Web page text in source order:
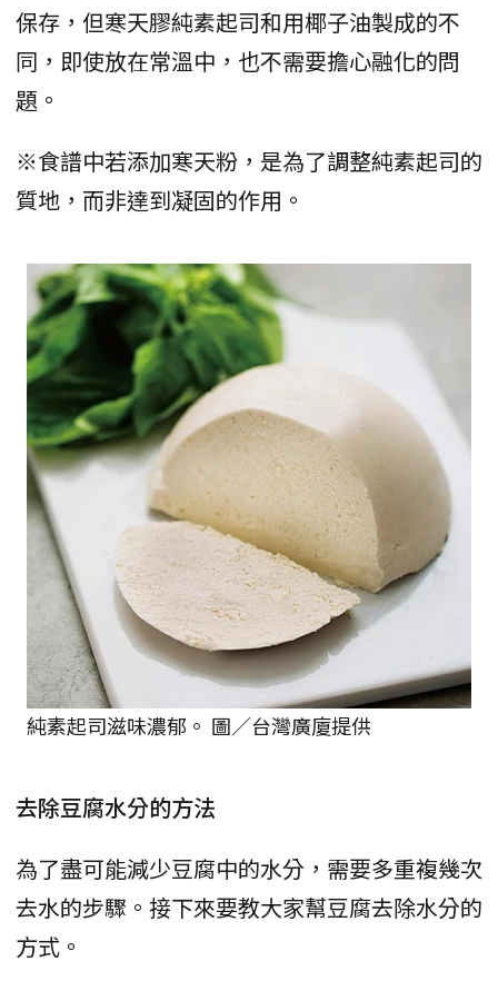
保存，但寒天膠純素起司和用椰子油製成的不
同，即使放在常溫中，也不需要擔心融化的問
題。
※食譜中若添加寒天粉，是為了調整純素起司的
質地，而非達到凝固的作用。
純素起司滋味濃郁。 圖／台灣廣廈提供
去除豆腐水分的方法
為了盡可能減少豆腐中的水分，需要多重複幾次
去水的步驟。接下來要教大家幫豆腐去除水分的
方式。